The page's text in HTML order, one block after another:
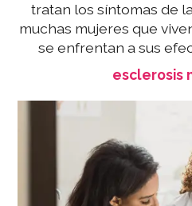
tratan los síntomas de
muchas mujeres que
se enfrentan a sus
esclerosis